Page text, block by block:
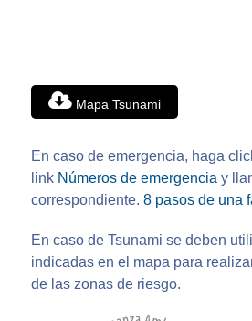
Mapa Tsunami
En caso de emergencia, haga
link Números de emergencia y
correspondiente. 8 pasos de una
En caso de Tsunami se deben
indicadas en el mapa para
de las zonas de riesgo.